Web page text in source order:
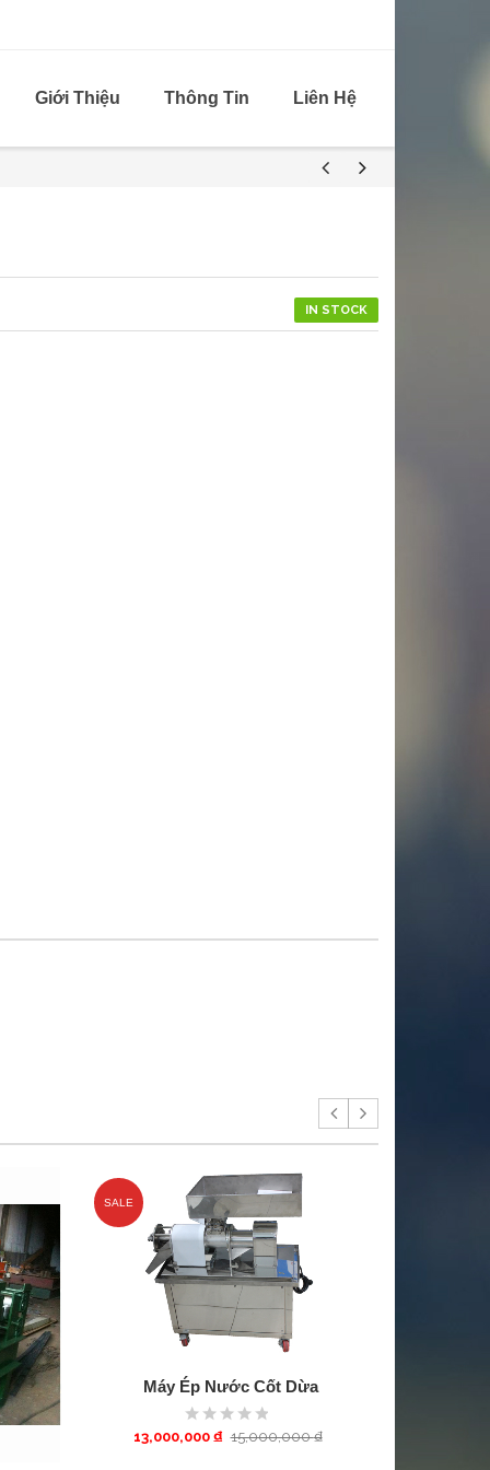
Giới Thiệu Thông Tin Liên Hệ
IN STOCK
SALE
Máy Ép Nước Cốt Dừa
13,000,000 ₫ 15,000,000₫